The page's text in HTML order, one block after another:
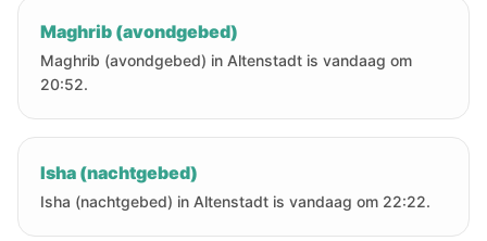
Maghrib (avondgebed)
Maghrib (avondgebed) in Altenstadt is vandaag om
20:52.
Isha (nachtgebed)
Isha (nachtgebed) in Altenstadt is vandaag om 22:22.